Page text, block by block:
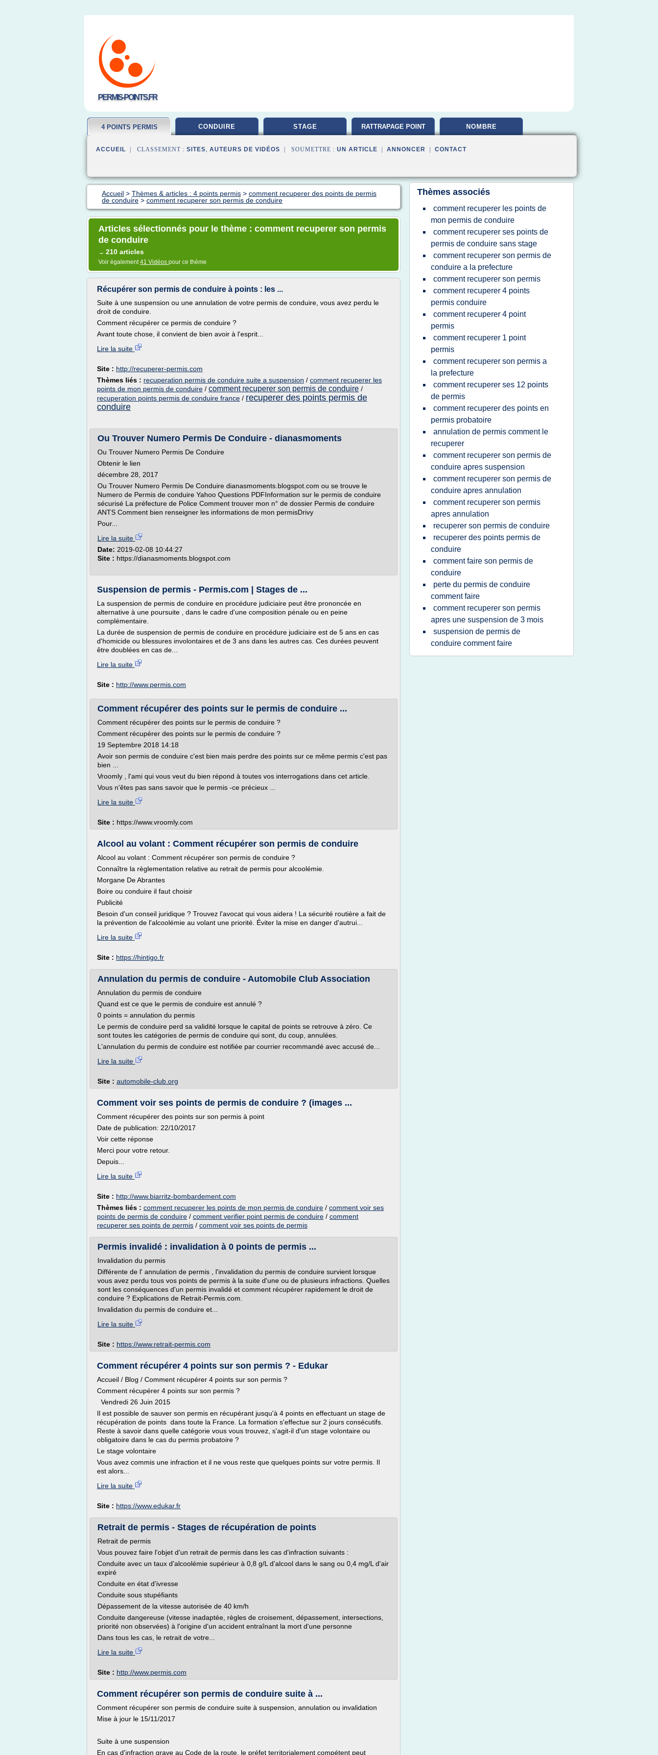
PERMIS-POINTS.FR
4 POINTS PERMIS CONDUIRE STAGE RATTRAPAGE POINT NOMBRE
ACCUEIL | CLASSEMENT : SITES, AUTEURS DE VIDÉOS | SOUMETTRE : UN ARTICLE ANNONCER CONTACT
Accueil > Thèmes & articles : 4 points permis > comment recuperer des points de permis
de conduire > comment recuperer son permis de conduire
Articles sélectionnés pour le thème : comment recuperer son permis
de conduire
→ 210 articles
Voir également41 Vidéos pour ce thème
Récupérer son permis de conduire à points : les ...
Suite à une suspension ou une annulation de votre permis de conduire, vous avez perdu le
droit de conduire.
Comment récupérer ce permis de conduire ?
Avant toute chose, il convient de bien avoir à l'esprit...
Lire la suite
Site : http://recuperer-permis.com
Thèmes liés : recuperation permis de conduire suite a suspension / comment recuperer les
points de mon permis de conduire / comment recuperer son permis de conduire /
recuperation points permis de conduire france / recuperer des points permis de
conduire
Ou Trouver Numero Permis De Conduire - dianasmoments
Ou Trouver Numero Permis De Conduire
Obtenir le lien
décembre 28, 2017
Ou Trouver Numero Permis De Conduire dianasmoments.blogspot.com ou se trouve le
Numero de Permis de conduire Yahoo Questions PDFInformation sur le permis de conduire
sécurisé La préfecture de Police Comment trouver mon n° de dossier Permis de conduire
ANTS Comment bien renseigner les informations de mon permisDrivy
Pour...
Lire la suite
Date: 2019-02-08 10:44:27
Site : https://dianasmoments.blogspot.com
Suspension de permis - Permis.com | Stages de ...
La suspension de permis de conduire en procédure judiciaire peut être prononcée en
alternative à une poursuite , dans le cadre d'une composition pénale ou en peine
complémentaire.
La durée de suspension de permis de conduire en procédure judiciaire est de 5 ans en cas
d'homicide ou blessures involontaires et de 3 ans dans les autres cas. Ces durées peuvent
être doublées en cas de...
Lire la suite
Site : http://www.permis.com
Comment récupérer des points sur le permis de conduire ...
Comment récupérer des points sur le permis de conduire ?
Comment récupérer des points sur le permis de conduire ?
19 Septembre 2018 14:18
Avoir son permis de conduire c'est bien mais perdre des points sur ce même permis c'est pas
bien ...
Vroomly , l'ami qui vous veut du bien répond à toutes vos interrogations dans cet article.
Vous n'êtes pas sans savoir que le permis -ce précieux ...
Lire la suite
Site : https://www.vroomly.com
Alcool au volant : Comment récupérer son permis de conduire
Alcool au volant : Comment récupérer son permis de conduire ?
Connaître la règlementation relative au retrait de permis pour alcoolémie.
Morgane De Abrantes
Boire ou conduire il faut choisir
Publicité
Besoin d'un conseil juridique ? Trouvez l'avocat qui vous aidera ! La sécurité routière a fait de
la prévention de l'alcoolémie au volant une priorité. Éviter la mise en danger d'autrui...
Lire la suite
Site : https://hintigo.fr
Annulation du permis de conduire - Automobile Club Association
Annulation du permis de conduire
Quand est ce que le permis de conduire est annulé ?
0 points = annulation du permis
Le permis de conduire perd sa validité lorsque le capital de points se retrouve à zéro. Ce
sont toutes les catégories de permis de conduire qui sont, du coup, annulées.
L'annulation du permis de conduire est notifiée par courrier recommandé avec accusé de...
Lire la suite
Site : automobile-club.org
Comment voir ses points de permis de conduire ? (images ...
Comment récupérer des points sur son permis à point
Date de publication: 22/10/2017
Voir cette réponse
Merci pour votre retour.
Depuis...
Lire la suite
Site : http://www.biarritz-bombardement.com
Thèmes liés : comment recuperer les points de mon permis de conduire / comment voir ses
points de permis de conduire / comment verifier point permis de conduire / comment
recuperer ses points de permis / comment voir ses points de permis
Permis invalidé : invalidation à 0 points de permis ...
Invalidation du permis
Différente de l' annulation de permis , l'invalidation du permis de conduire survient lorsque
vous avez perdu tous vos points de permis à la suite d'une ou de plusieurs infractions. Quelles
sont les conséquences d'un permis invalidé et comment récupérer rapidement le droit de
conduire ? Explications de Retrait-Permis.com.
Invalidation du permis de conduire et...
Lire la suite
Site : https://www.retrait-permis.com
Comment récupérer 4 points sur son permis ? - Edukar
Accueil / Blog / Comment récupérer 4 points sur son permis ?
Comment récupérer 4 points sur son permis ?
Vendredi 26 Juin 2015
Il est possible de sauver son permis en récupérant jusqu'à 4 points en effectuant un stage de
récupération de points dans toute la France. La formation s'effectue sur 2 jours consécutifs.
Reste à savoir dans quelle catégorie vous vous trouvez, s'agit-il d'un stage volontaire ou
obligatoire dans le cas du permis probatoire ?
Le stage volontaire
Vous avez commis une infraction et il ne vous reste que quelques points sur votre permis. Il
est alors...
Lire la suite
Site : https://www.edukar.fr
Retrait de permis - Stages de récupération de points
Retrait de permis
Vous pouvez faire l'objet d'un retrait de permis dans les cas d'infraction suivants :
Conduite avec un taux d'alcoolémie supérieur à 0,8 g/L d'alcool dans le sang ou 0,4 mg/L d'air
expiré
Conduite en état d'ivresse
Conduite sous stupéfiants
Dépassement de la vitesse autorisée de 40 km/h
Conduite dangereuse (vitesse inadaptée, règles de croisement, dépassement, intersections,
priorité non observées) à l'origine d'un accident entraînant la mort d'une personne
Dans tous les cas, le retrait de votre...
Lire la suite
Site : http://www.permis.com
Comment récupérer son permis de conduire suite à ...
Comment récupérer son permis de conduire suite à suspension, annulation ou invalidation
Mise à jour le 15/11/2017
Suite à une suspension
En cas d'infraction grave au Code de la route, le préfet territorialement compétent peut
Thèmes associés
comment recuperer les points de
mon permis de conduire
comment recuperer ses points de
permis de conduire sans stage
comment recuperer son permis de
conduire a la prefecture
comment recuperer son permis
comment recuperer 4 points
permis conduire
comment recuperer 4 point
permis
comment recuperer 1 point
permis
comment recuperer son permis a
la prefecture
comment recuperer ses 12 points
de permis
comment recuperer des points en
permis probatoire
annulation de permis comment le
recuperer
comment recuperer son permis de
conduire apres suspension
comment recuperer son permis de
conduire apres annulation
comment recuperer son permis
apres annulation
recuperer son permis de conduire
recuperer des points permis de
conduire
comment faire son permis de
conduire
perte du permis de conduire
comment faire
comment recuperer son permis
apres une suspension de 3 mois
suspension de permis de
conduire comment faire